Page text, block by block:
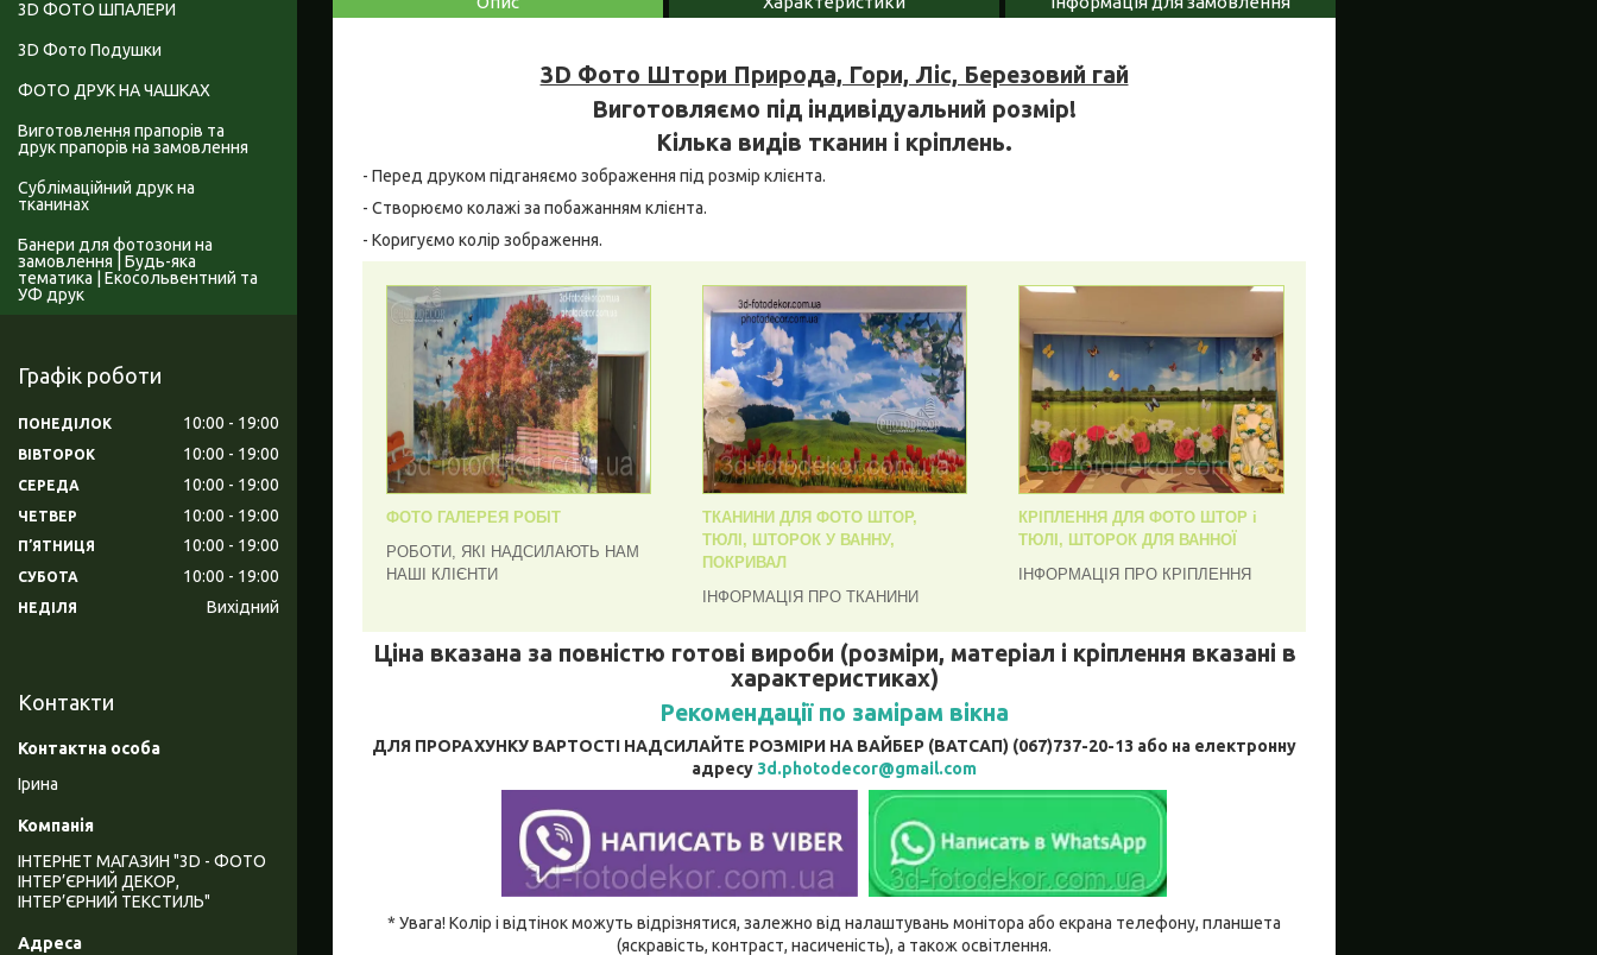
3D Фото Штори Природа, Гори, Ліс, Березовий гай
Виготовляємо під індивідуальний розмір!
Кілька видів тканин і кріплень.
- Перед друком підганяємо зображення під розмір клієнта.
- Створюємо колажі за побажанням клієнта.
- Коригуємо колір зображення.
ФОТО ГАЛЕРЕЯ РОБІТ
РОБОТИ, ЯКІ НАДСИЛАЮТЬ НАМ
НАШІ КЛІЄНТИ
ТКАНИНИ ДЛЯ ФОТО ШТОР,
ТЮЛІ, ШТОРОК У ВАННУ,
ПОКРИВАЛ
ІНФОРМАЦІЯ ПРО ТКАНИНИ
КРІПЛЕННЯ ДЛЯ ФОТО ШТОР і
ТЮЛІ, ШТОРОК ДЛЯ ВАННОЇ
ІНФОРМАЦІЯ ПРО КРІПЛЕННЯ
Ціна вказана за повністю готові вироби (розміри, матеріал і кріплення вказані в
характеристиках)
Рекомендації по замірам вікна
ДЛЯ ПРОРАХУНКУ ВАРТОСТІ НАДСИЛАЙТЕ РОЗМІРИ НА ВАЙБЕР (ВАТСАП) (067)737-20-13 або на електронну
адресу 3d.photodecor@gmail.com
* Увага! Колір і відтінок можуть відрізнятися, залежно від налаштувань монітора або екрана телефону, планшета
(яскравість, контраст, насиченість), а також освітлення.
3D ФОТО ШПАЛЕРИ
3D Фото Подушки
ФОТО ДРУК НА ЧАШКАХ
Виготовлення прапорів та
друк прапорів на замовлення
Сублімаційний друк на
тканинах
Банери для фотозони на
замовлення | Будь-яка
тематика | Екосольвентний та
УФ друк
Графік роботи
ПОНЕДІЛОК 10:00 19:00
ВІВТОРОК 10:00 19:00
СЕРЕДА 10:00 19:00
ЧЕТВЕР 10:00 19:00
ПʼЯТНИЦЯ 10:00 19:00
СУБОТА 10:00 19:00
НЕДІЛЯ Вихідний
Контакти
Ірина
ІНТЕРНЕТ МАГАЗИН "3D - ФОТО
ІНТЕР’ЄРНИЙ ДЕКОР,
ІНТЕР’ЄРНИЙ ТЕКСТИЛЬ"